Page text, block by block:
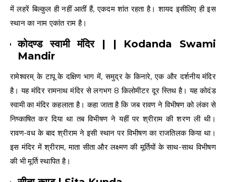
में लहरें बिल्कुल ही नहीं आतीं हैं, एकदम शांत रहता है। शायद इसीलिए ही इस
स्थान का नाम एकांत राम है।
कोदण्ड स्वामी मंदिर | | Kodanda Swami
Mandir
रामेश्वरम् के टापू के दक्षिण भाग में, समुद्र के किनारे, एक और दर्शनीय मंदिर
है। यह मंदिर रामनाथ मंदिर से लगभग 8 किलोमीटर दूर स्तिथ है। यह कोदंड
स्वामी का मंदिर कहलाता है। कहा जाता है कि जब रावण ने विभीषण को लंका से
निष्काषित कर दिया था तब विभीषण ने यहीं पर श्रीराम की शरण ली थी।
रावण-वध के बाद श्रीराम ने इसी स्थान पर विभीषण का राजतिलक किया था।
इस मंदिर में श्रीराम, माता सीता और लक्ष्मण की मूर्तियों के साथ-साथ विभीषण
की भी मूर्ति स्थापित है।